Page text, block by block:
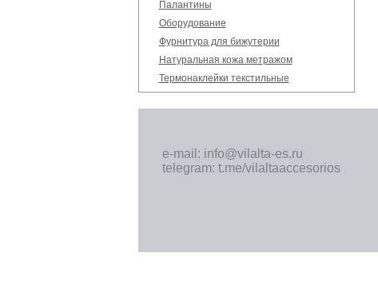
Палантины
Оборудование
Фурнитура для бижутерии
Натуральная кожа метражом
Термонаклейки текстильные
e-mail: info@vilalta-es.ru
telegram: t.me/vilaltaaccesorios